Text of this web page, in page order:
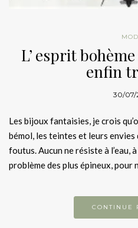
L’ esprit
enfin
30/07/
Les bijoux fantaisies, je crois
bémol, les teintes et leurs
foutus. Aucun ne résiste à l’eau,
problème des plus épineux, pour
CONTINUE